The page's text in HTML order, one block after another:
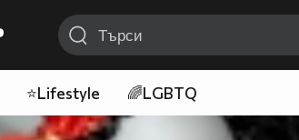
⭐Lifestyle 🌈LGBTQ